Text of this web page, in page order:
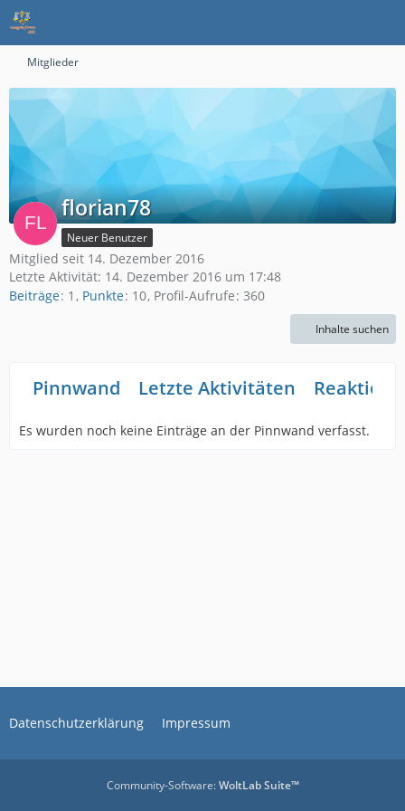
Mitglieder
florian78
Neuer Benutzer
Mitglied seit 14. Dezember 2016
Letzte Aktivität: 14. Dezember 2016 um 17:48
Beiträge 1 Punkte 10 Profil-Aufrufe 360
Inhalte suchen
Pinnwand Letzte Aktivitäten
Es wurden noch keine Einträge an der Pinnwand verfasst.
Datenschutzerklärung Impressum
Community-Software:WoltLab Suite™